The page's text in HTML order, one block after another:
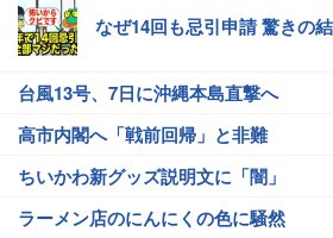
なぜ14回も忌引申請 驚きの
台風13号、7日に沖縄本島直撃へ
高市内閣へ「戦前回帰」と非難
ちいかわ新グッズ説明文に「闇」
ラーメン店のにんにくの色に騒然